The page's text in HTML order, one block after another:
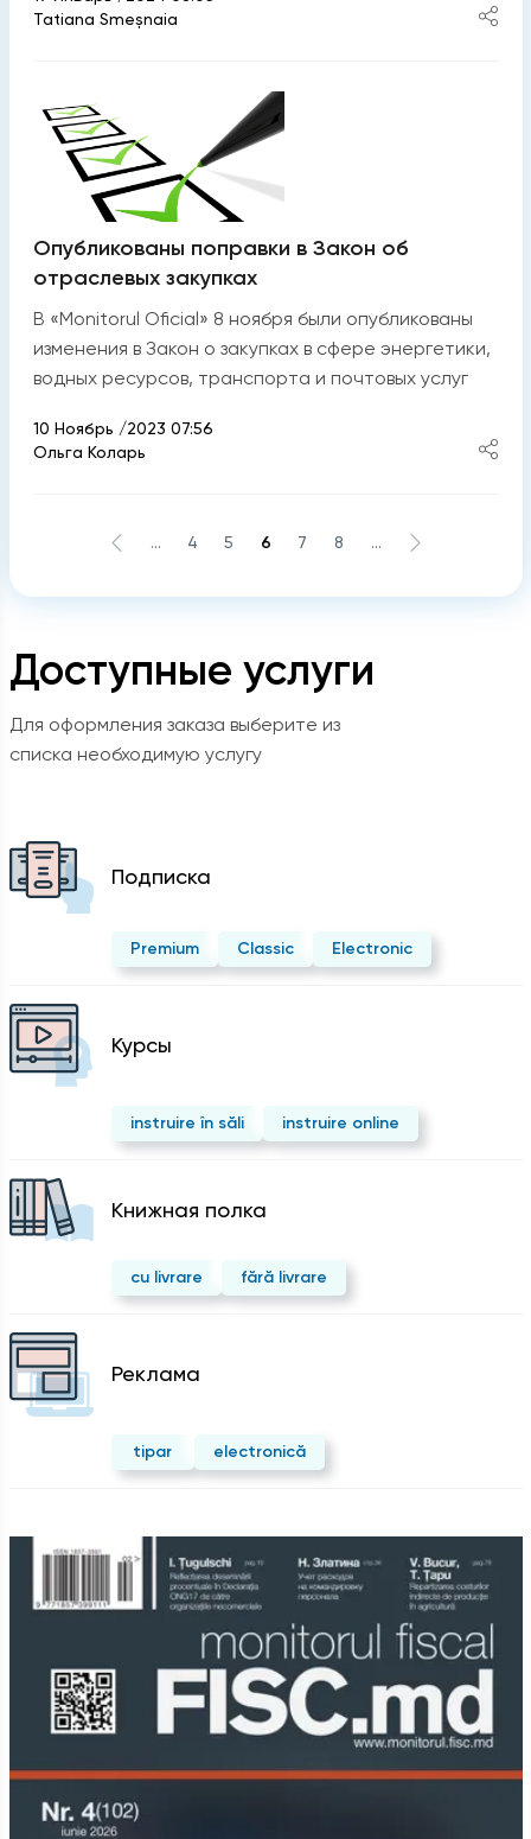
Доступные услуги
Для оформления заказа выберите из
списка необходимую услугу
Подписка
Premium Classic Electronic
Курсы
instruire în săli instruire online
Kнижная полка
cu livrare fără livrare
Реклама
tipar electronică
Tatiana Smeșnaia
Опубликованы поправки в Закон об
отраслевых закупках
В «Monitorul Oficial» 8 ноября были опубликованы
изменения в Закон о закупках в сфере энергетики,
водных ресурсов, транспорта и почтовых услуг
10 Ноябрь /2023 07:56
Ольга Коларь
... 4 5 6 7 8 ...